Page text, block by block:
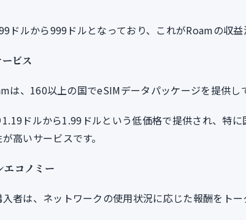
ドルから999ドルとなっており、これがRoamの収益
ビス
は、160以上の国でeSIMデータパッケージを提供し
ドルから1.99ドルという低価格で提供され、特
高いサービスです。
エコノミー
者は、ネットワークの使用状況に応じた報酬をトー